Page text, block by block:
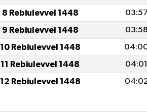
8 Rebiulevvel 1448
9 Rebiulevvel 1448 03:58
10 Rebiulevvel 1448
11 Rebiulevvel 1448 04:01
12 Rebiulevvel 1448